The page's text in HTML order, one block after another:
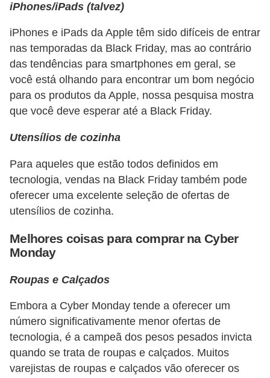
iPhones/iPads (talvez)
iPhones e iPads da Apple têm sido difíceis de entrar
nas temporadas da Black Friday, mas ao contrário
das tendências para smartphones em geral, se
você está olhando para encontrar um bom negócio
para os produtos da Apple, nossa pesquisa mostra
que você deve esperar até a Black Friday.
Utensílios de cozinha
Para aqueles que estão todos definidos em
tecnologia, vendas na Black Friday também pode
oferecer uma excelente seleção de ofertas de
utensílios de cozinha.
Melhores coisas para comprar na Cyber ​​
Monday
Roupas e Calçados
Embora a Cyber ​​Monday tende a oferecer um
número significativamente menor ofertas de
tecnologia, é a campeã dos pesos pesados ​​invicta
quando se trata de roupas e calçados. Muitos
varejistas de roupas e calçados vão oferecer os
a
m
a
s
d
e
r
e
o
m
p
n
a